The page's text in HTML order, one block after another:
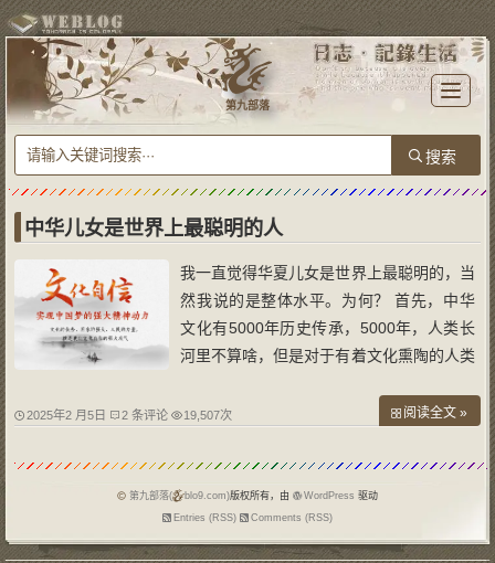
T
o
l
e
n
i
n
第九部落
中华儿女是世界上最聪明的人
我一直觉得华夏儿女是世界上最聪明的，当
然我说的是整体水平。为何？ 首先，中华
文化有5000年历史传承，5000年，人类长
河里不算啥，但是对于有着文化熏陶的人类
么这5000年的进化，那么整体进化程度将
明，主要是发源于爱琴海。而且各种文化夹
2025年2 月5日 2 条评论 19,507次 阅读全文 »
第九部落( blo9.com)版权所有，由 WordPress 驱动
Entries (RSS)
Comments (RSS)